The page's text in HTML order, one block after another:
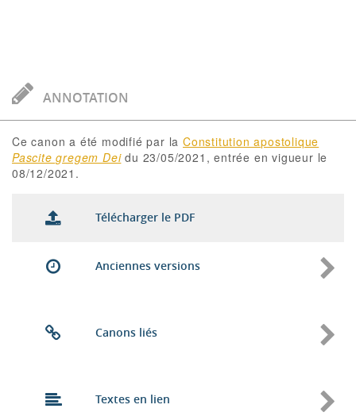
ANNOTATION
Ce canon a été modifié par laConstitution apostolique
Pascite gregem Deidu 23/05/2021, entrée en vigueur le
08/12/2021.
Télécharger le PDF
Anciennes versions
Canons liés
Textes en lien